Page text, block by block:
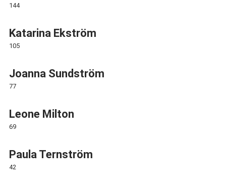
144
Katarina Ekström
105
Joanna Sundström
77
Leone Milton
69
Paula Ternström
42